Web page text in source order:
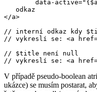
   odkaz
</a>
// interní odkaz kdy
// vykreslí se: <a
// $title není null
V případě pseudo-boolean
ukázce) se musím postarat,